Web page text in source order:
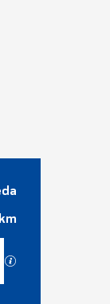
Met GPX / KML-